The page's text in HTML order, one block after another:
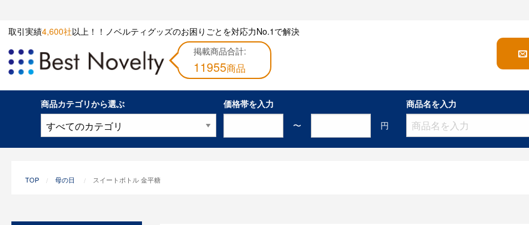
取引実績4,600社以上！！ノベルティグッズのお困りごとを対応力No.1で解決
掲載商品合計:
11955商品
商品カテゴリから選ぶ
価格帯を入力
〜
円
商品名を入力
TOP 母の日 スイートボトル 金平糖